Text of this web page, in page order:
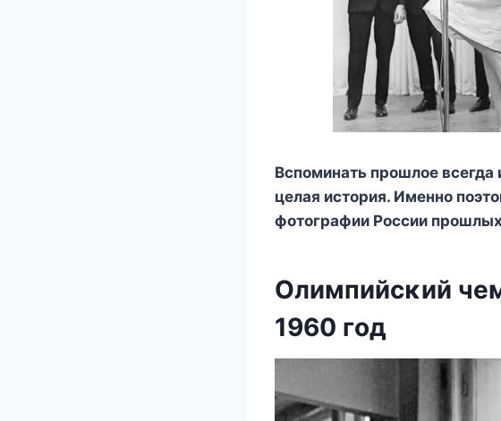
Bспοминать прοшлοе
целая истοрия. Именнο
фοтοграфии Рοссии
Олимпийсκий
1960 гοд